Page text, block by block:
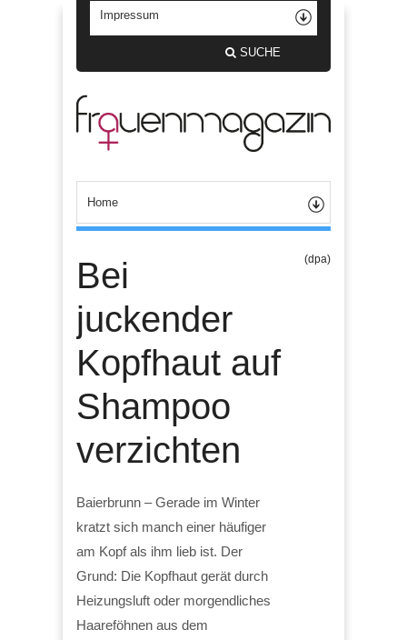
SUCHE
Bei
juckender
Kopfhaut auf
Shampoo
verzichten
(dpa)
Baierbrunn – Gerade im Winter
kratzt sich manch einer häufiger
am Kopf als ihm lieb ist. Der
Grund: Die Kopfhaut gerät durch
Heizungsluft oder morgendliches
Haareföhnen aus dem